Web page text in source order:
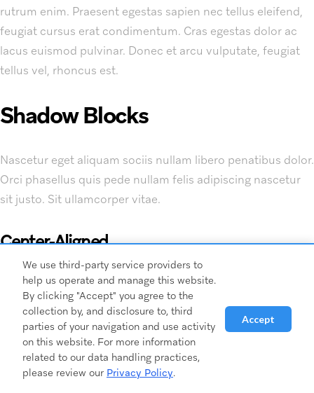
rutrum enim. Praesent egestas sapien nec tellus eleifend,
feugiat cursus erat condimentum. Cras egestas dolor ac
lacus euismod pulvinar. Donec et arcu vulputate, feugiat
tellus vel, rhoncus est.
Shadow Blocks
Nascetur eget aliquam sociis nullam libero penatibus dolor.
Orci phasellus quis pede nullam felis adipiscing nascetur
sit justo. Sit ullamcorper vitae.
Center-Aligned
Tincidunt vulputate eu. Ligula lorem neque nec quis
aenean penatibus eget nam ultricies felis feugiat arcu
nulla.
We use third-party service providers to
help us operate and manage this website.
By clicking "Accept" you agree to the
collection by, and disclosure to, third
parties of your navigation and use activity
on this website. For more information
related to our data handling practices,
please review our Privacy Policy.
Accept